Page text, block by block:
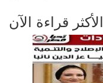
الأكثر قراءة الآن